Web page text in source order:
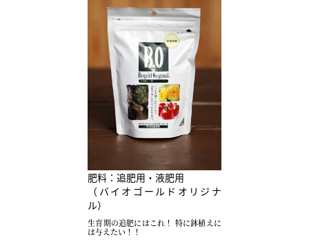
肥料：追肥用・液肥用
（バイオゴールドオリジナ
ル）
生育期の追肥にはこれ！ 特に鉢植えに
は与えたい！！